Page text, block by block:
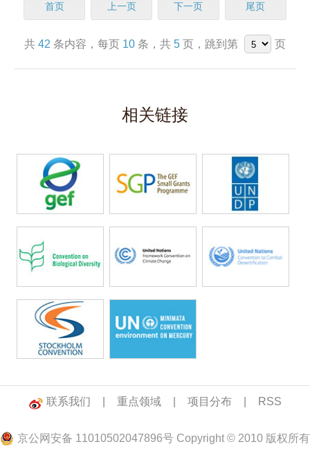
首页 上一页 下一页 尾页
共 42 条内容，每页 10 条，共 5 页，跳到第 页
相关链接
联系我们 重点领域 项目分布 RSS
京公网安备 11010502047896号 Copyright © 2010 版权所有